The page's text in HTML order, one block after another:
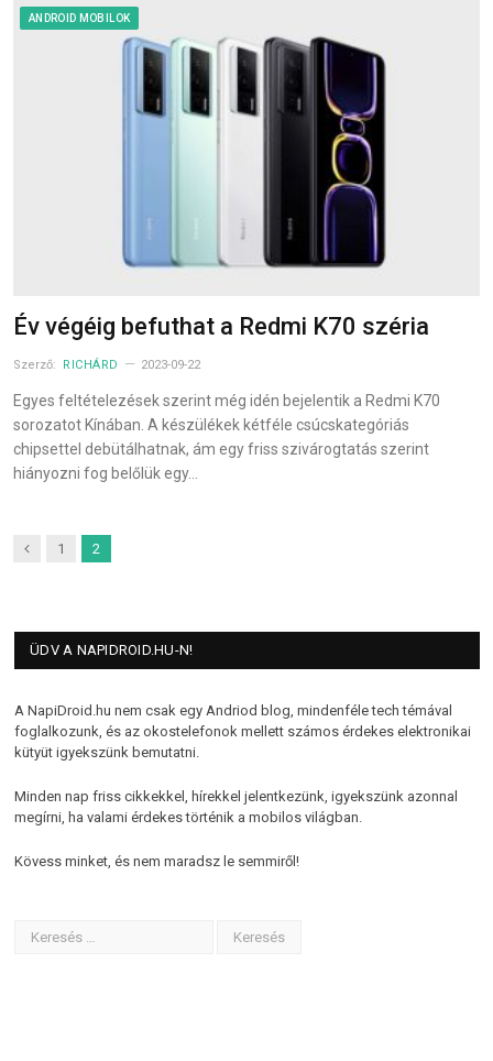
ANDROID MOBILOK
Év végéig befuthat a Redmi K70 széria
Szerző: RICHÁRD 2023-09-22
Egyes feltételezések szerint még idén bejelentik a Redmi K70
sorozatot Kínában. A készülékek kétféle csúcskategóriás
chipsettel debütálhatnak, ám egy friss szivárogtatás szerint
hiányozni fog belőlük egy…
Previous
1 2
ÜDV A NAPIDROID.HU-N!
A NapiDroid.hu nem csak egy Andriod blog, mindenféle tech témával
foglalkozunk, és az okostelefonok mellett számos érdekes elektronikai
kütyüt igyekszünk bemutatni.
Minden nap friss cikkekkel, hírekkel jelentkezünk, igyekszünk azonnal
megírni, ha valami érdekes történik a mobilos világban.
Kövess minket, és nem maradsz le semmiről!